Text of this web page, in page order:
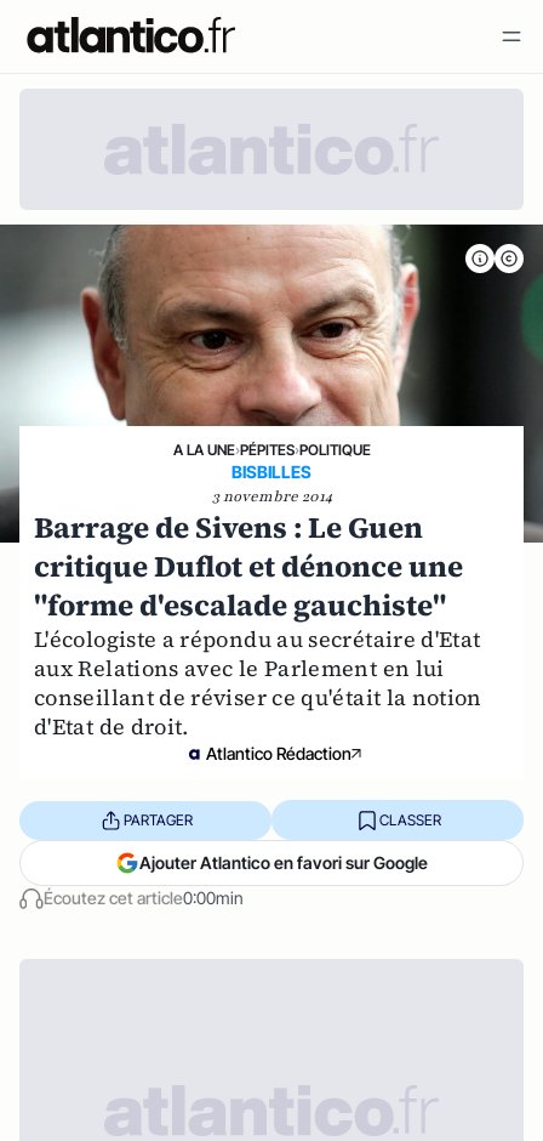
A LA UNE›PÉPITES›POLITIQUE
BISBILLES
3 novembre 2014
Barrage de Sivens : Le Guen
critique Duflot et dénonce une
"forme d'escalade gauchiste"
L'écologiste a répondu au secrétaire d'Etat
aux Relations avec le Parlement en lui
conseillant de réviser ce qu'était la notion
d'Etat de droit.
Atlantico Rédaction
Écoutez cet article0:00min
PARTAGER CLASSER
Ajouter Atlantico en favori sur Google